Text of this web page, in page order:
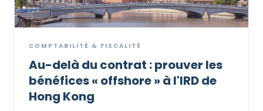
COMPTABILITÉ & FISCALITÉ
Au-delà du contrat : prouver les
bénéfices « offshore » à l'IRD de
Hong Kong